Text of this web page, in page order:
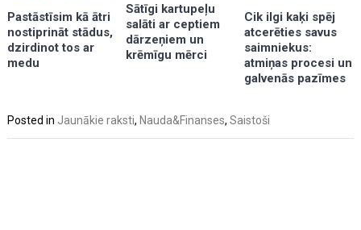
Pastāstīsim kā ātri
nostiprināt stādus,
dzirdinot tos ar
medu
Sātīgi kartupeļu
salāti ar ceptiem
dārzeņiem un
krēmīgu mērci
Cik ilgi kaķi spēj
atcerēties savus
saimniekus:
atmiņas procesi un
galvenās pazīmes
Posted in Jaunākie raksti, Nauda&Finanses,Saistoši